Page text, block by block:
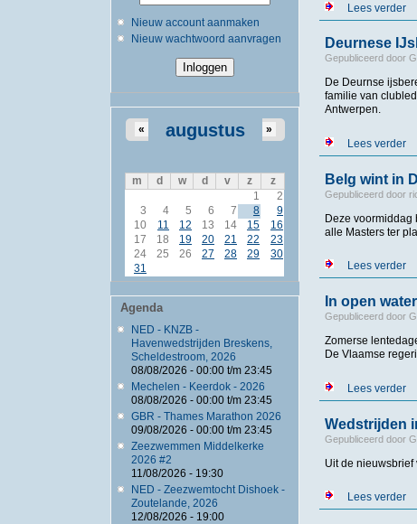
Nieuw account aanmaken
Nieuw wachtwoord aanvragen
augustus
« »
m d w d v z
z
1
2
3
4 5 6 7 8
9
10
11 12 13 14 15
16
17
18 19 20 21 22
23
24
25 26 27 28 29
30
31
Agenda
NED - KNZB -
Havenwedstrijden Breskens,
Scheldestroom, 2026
08/08/2026 - 00:00t/m 23:45
Mechelen - Keerdok - 2026
08/08/2026 - 00:00t/m 23:45
GBR - Thames Marathon 2026
09/08/2026 - 00:00t/m 23:45
Zeezwemmen Middelkerke
2026 #2
11/08/2026 - 19:30
NED - Zeezwemtocht Dishoek -
Zoutelande, 2026
12/08/2026 - 19:00
Lees verder
Deurnese
Gepubliceerd door
De Deurnse
familie van
Antwerpen.
Lees verder
Belg wint in
Gepubliceerd door
Deze voormiddag
alle Masters ter
Lees verder
In open
Gepubliceerd door
Zomerse
De Vlaamse
Lees verder
Wedstrijden
Gepubliceerd door
Uit de
Lees verder